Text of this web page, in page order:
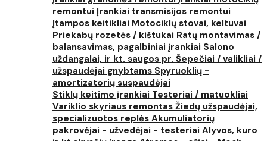
remontui Įrankiai transmisijos remontui
Įtampos keitikliai Motociklų stovai, keltuvai
Priekabų rozetės / kištukai Ratų montavimas /
balansavimas, pagalbiniai įrankiai Salono
uždangalai, ir kt. saugos pr. Šepečiai / valikliai /
užspaudėjai gnybtams Spyruoklių -
amortizatorių suspaudėjai
Stiklų keitimo įrankiai Testeriai / matuokliai
Variklio skyriaus remontas Žiedų užspaudėjai,
specializuotos replės Akumuliatorių
pakrovėjai - užvedėjai - testeriai Alyvos, kuro